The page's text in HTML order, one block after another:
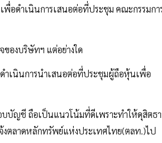
อดำเนินการเสนอต่อที่ประชุม คณะกรรมกา
ของบริษัทฯ แต่อย่างใด
เนินการนำเสนอต่อที่ประชุมผู้ถือหุ้นเพื่อ
บบัญชี ถือเป็นแนวโน้มที่ดีเพราะทำให้ดุสิตธ
งตลาดหลักทรัพย์แห่งประเทศไทย(ตลท.)ไป